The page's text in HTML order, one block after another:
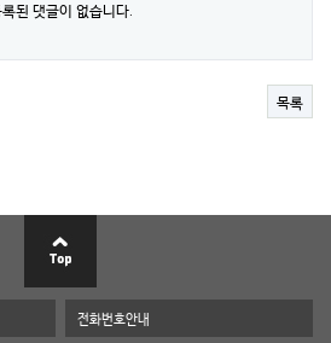
된 댓글이 없습니다.
목록
전화번호안내